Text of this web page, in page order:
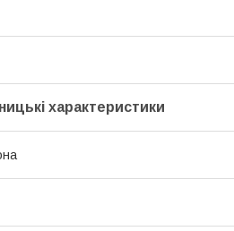
характеристики